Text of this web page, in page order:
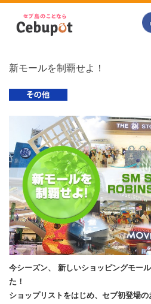
新モールを制覇せよ！
今シーズン、 新しいショッピングモー
た！
ショップリストをはじめ、セブ初登場